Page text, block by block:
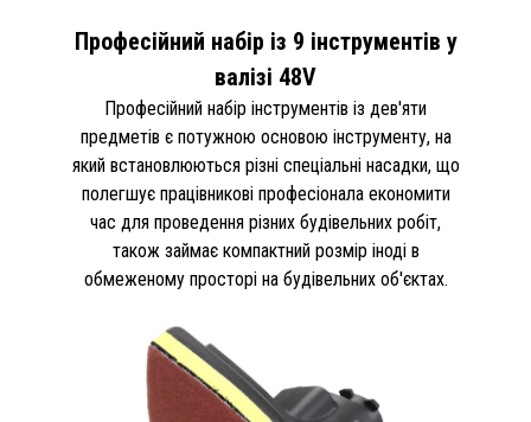
Професійний набір із 9 інструментів у
валізі 48V
Професійний набір інструментів із дев'яти
предметів є потужною основою інструменту, на
який встановлюються різні спеціальні насадки, що
полегшує працівникові професіонала економити
час для проведення різних будівельних робіт,
також займає компактний розмір іноді в
обмеженому просторі на будівельних об'єктах.